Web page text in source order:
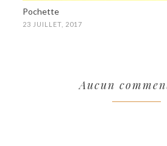
Pochette
23 JUILLET, 2017
Aucun